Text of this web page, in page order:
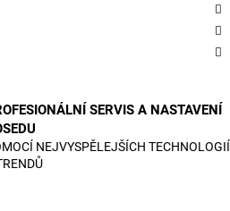
SERVIS A NASTAVENÍ
NEJVYSPĚLEJŠÍCH TECHNOLOGIÍ